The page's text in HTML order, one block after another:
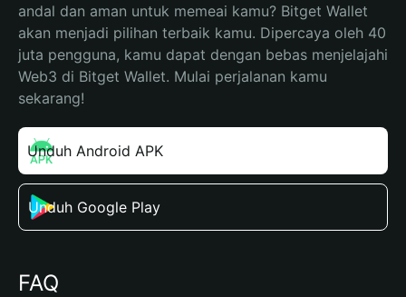
andal dan aman untuk memeai kamu? Bitget Wallet
akan menjadi pilihan terbaik kamu. Dipercaya oleh 40
juta pengguna, kamu dapat dengan bebas menjelajahi
Web3 di Bitget Wallet. Mulai perjalanan kamu
sekarang!
Unduh Android APK
Unduh Google Play
FAQ